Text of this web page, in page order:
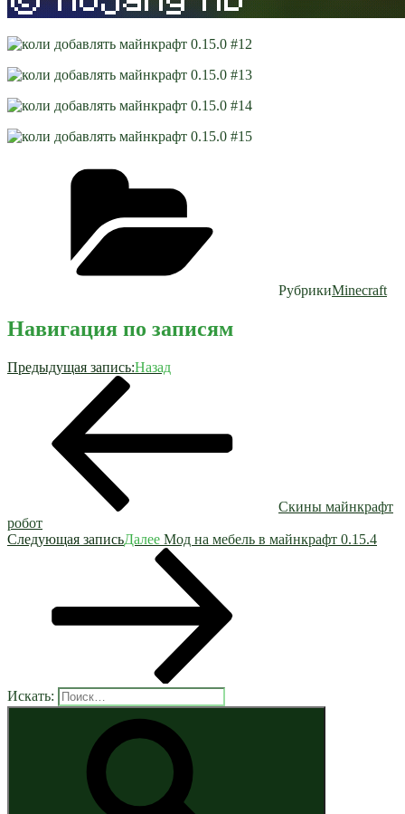
РубрикиMinecraft
Навигация по записям
Предыдущая запись:Назад
Скины майнкрафт
робот
Следующая записьДалее Мод на мебель в майнкрафт 0.15.4
Искать: